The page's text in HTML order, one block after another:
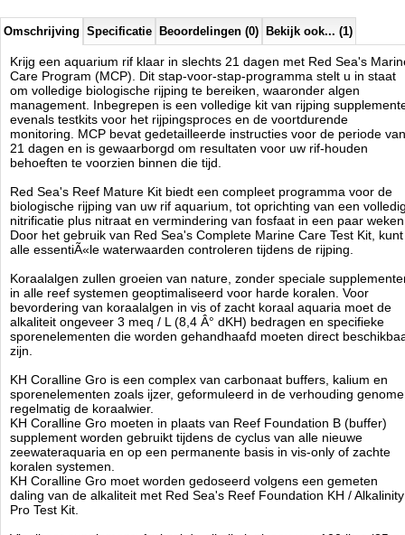
Red Sea
Manufactured by:Red Sea
Model:RED-22003
Product ID:
3.8114 15.95 15.95 Available from: Aquariumonderdelen.nl 2026-08-20
OrderNew
Omschrijving Specificatie Beoordelingen (0) Bekijk ook... (1)
Krijg een aquarium rif klaar in slechts 21 dagen met Red Sea's
Care Program (MCP). Dit stap-voor-stap-programma stelt u in staat
om volledige biologische rijping te bereiken, waaronder algen
management. Inbegrepen is een volledige kit van rijping
evenals testkits voor het rijpingsproces en de voortdurende
monitoring. MCP bevat gedetailleerde instructies voor de periode van
21 dagen en is gewaarborgd om resultaten voor uw rif-houden
behoeften te voorzien binnen die tijd.
Red Sea's Reef Mature Kit biedt een compleet programma voor de
biologische rijping van uw rif aquarium, tot oprichting van een
nitrificatie plus nitraat en vermindering van fosfaat in een paar
Door het gebruik van Red Sea's Complete Marine Care Test Kit,
alle essentiÃ«le waterwaarden controleren tijdens de rijping.
Koraalalgen zullen groeien van nature, zonder speciale
in alle reef systemen geoptimaliseerd voor harde koralen. Voor
bevordering van koraalalgen in vis of zacht koraal aquaria moet de
alkaliteit ongeveer 3 meq / L (8,4 Â° dKH) bedragen en specifieke
sporenelementen die worden gehandhaafd moeten direct
zijn.
KH Coralline Gro is een complex van carbonaat buffers, kalium en
sporenelementen zoals ijzer, geformuleerd in de verhouding
regelmatig de koraalwier.
KH Coralline Gro moeten in plaats van Reef Foundation B (buffer)
supplement worden gebruikt tijdens de cyclus van alle nieuwe
zeewateraquaria en op een permanente basis in vis-only of zachte
koralen systemen.
KH Coralline Gro moet worden gedoseerd volgens een gemeten
daling van de alkaliteit met Red Sea's Reef Foundation KH / Alkalinity
Pro Test Kit.